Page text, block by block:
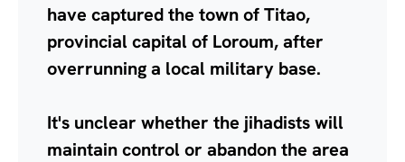
have captured the town of Titao,
provincial capital of Loroum, after
overrunning a local military base.
It's unclear whether the jihadists will
maintain control or abandon the area